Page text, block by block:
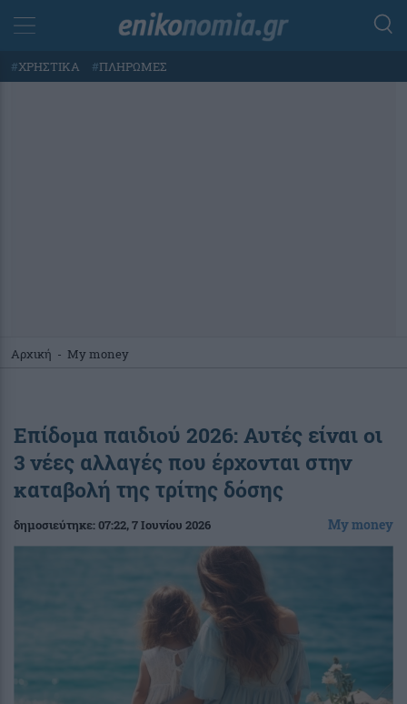
#ΧΡΗΣΤΙΚΑ #ΠΛΗΡΩΜΕΣ
Αρχική - My money
Επίδομα παιδιού 2026: Αυτές είναι οι
3 νέες αλλαγές που έρχονται στην
καταβολή της τρίτης δόσης
δημοσιεύτηκε:07:22, 7 Ιουνίου 2026 My money